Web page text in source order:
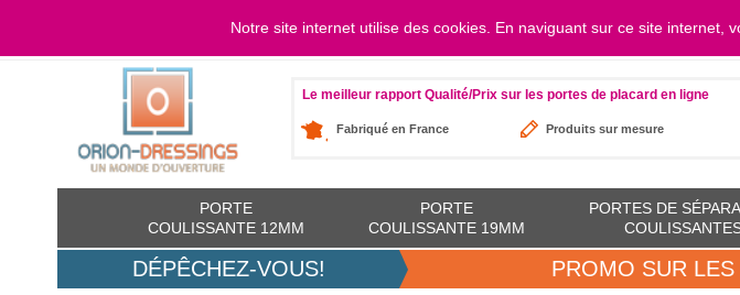
Notre site internet utilise des cookies. En naviguant sur ce site internet,
Du lundi au vendredi de 8h à 17h30
Le meilleur rapport Qualité/Prix sur les portes de placard en ligne
Fabriqué en France Produits sur mesure
PORTE
COULISSANTE 12MM
PORTE
COULISSANTE 19MM
PORTES DE
DÉPÊCHEZ-VOUS! PROMO SUR